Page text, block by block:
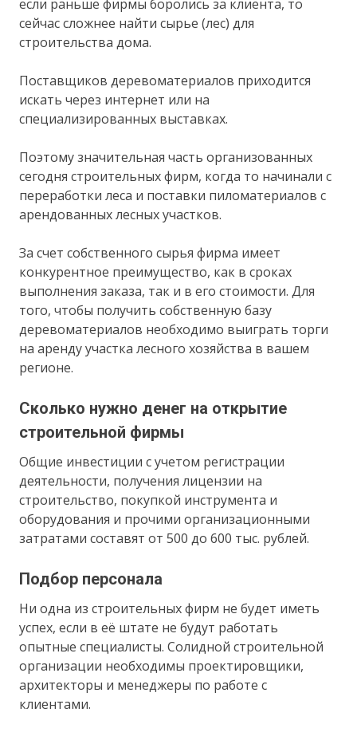
если раньше фирмы боролись за клиента, то
сейчас сложнее найти сырье (лес) для
строительства дома.
Поставщиков деревоматериалов приходится
искать через интернет или на
специализированных выставках.
Поэтому значительная часть организованных
сегодня строительных фирм, когда то начинали с
переработки леса и поставки пиломатериалов с
арендованных лесных участков.
За счет собственного сырья фирма имеет
конкурентное преимущество, как в сроках
выполнения заказа, так и в его стоимости. Для
того, чтобы получить собственную базу
деревоматериалов необходимо выиграть торги
на аренду участка лесного хозяйства в вашем
регионе.
Сколько нужно денег на открытие
строительной фирмы
Общие инвестиции с учетом регистрации
деятельности, получения лицензии на
строительство, покупкой инструмента и
оборудования и прочими организационными
затратами составят от 500 до 600 тыс. рублей.
Подбор персонала
Ни одна из строительных фирм не будет иметь
успех, если в её штате не будут работать
опытные специалисты. Солидной строительной
организации необходимы проектировщики,
архитекторы и менеджеры по работе с
клиентами.